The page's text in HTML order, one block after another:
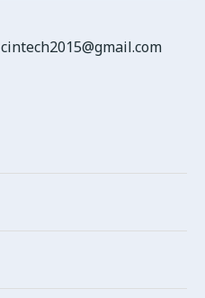
cintech2015@gmail.com